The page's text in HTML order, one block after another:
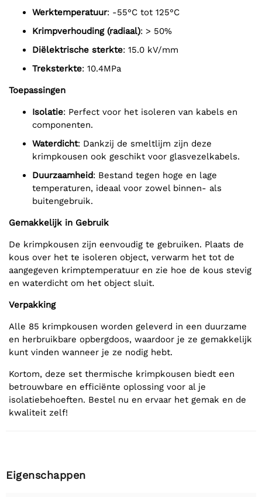
Werktemperatuur: -55°C tot 125°C
Krimpverhouding (radiaal): > 50%
Diëlektrische sterkte: 15.0 kV/mm
Treksterkte: 10.4MPa
Toepassingen
Isolatie: Perfect voor het isoleren van kabels en
componenten.
Waterdicht: Dankzij de smeltlijm zijn deze
krimpkousen ook geschikt voor glasvezelkabels.
Duurzaamheid: Bestand tegen hoge en lage
temperaturen, ideaal voor zowel binnen- als
buitengebruik.
Gemakkelijk in Gebruik
De krimpkousen zijn eenvoudig te gebruiken. Plaats de
kous over het te isoleren object, verwarm het tot de
aangegeven krimptemperatuur en zie hoe de kous stevig
en waterdicht om het object sluit.
Verpakking
Alle 85 krimpkousen worden geleverd in een duurzame
en herbruikbare opbergdoos, waardoor je ze gemakkelijk
kunt vinden wanneer je ze nodig hebt.
Kortom, deze set thermische krimpkousen biedt een
betrouwbare en efficiënte oplossing voor al je
isolatiebehoeften. Bestel nu en ervaar het gemak en de
kwaliteit zelf!
Eigenschappen